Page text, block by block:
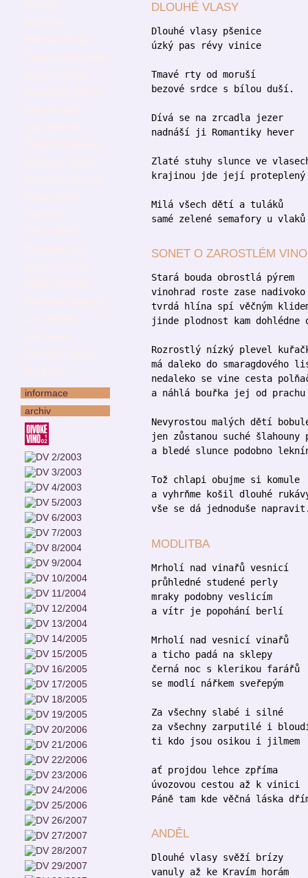
informace
archiv
DLOUHÉ VLASY
Dlouhé vlasy pšenice
úzký pas révy vinice
Tmavé rty od moruší
bezové srdce s bílou duší.
Dívá se na zrcadla jezer
nadnáší ji Romantiky hever
Zlaté stuhy slunce ve
krajinou jde její proteplený
Milá všech dětí a tuláků
samé zelené semafory u vlaků
SONET O ZAROSTLÉM
Stará bouda obrostlá pýrem
vinohrad roste zase nadivoko
tvrdá hlína spí věčným
jinde plodnost kam dohlédne
Rozrostlý nízký plevel
má daleko do smaragdového
nedaleko se vine cesta
a náhlá bouřka jej od
Nevyrostou malých dětí
jen zůstanou suché šlahouny
a bledé slunce podobno
Tož chlapi obujme si komule
a vyhrňme košil dlouhé
vše se dá jednoduše
MODLITBA
Mrholí nad vinařů vesnicí
průhledné studené perly
mraky podobny veslicím
a vítr je popohání berlí
Mrholí nad vesnicí vinařů
a ticho padá na sklepy
černá noc s klerikou farářů
se modlí nářkem sveřepým
Za všechny slabé i silné
za všechny zarputilé i
ti kdo jsou osikou i jilmem
ať projdou lehce zpříma
úvozovou cestou až k vinici
Páně tam kde věčná láska
ANDĚL
Dlouhé vlasy svěží brízy
vanuly až ke Kravím horám